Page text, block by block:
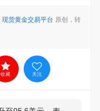
现货黄金交易平台 原创，转
收藏 关注